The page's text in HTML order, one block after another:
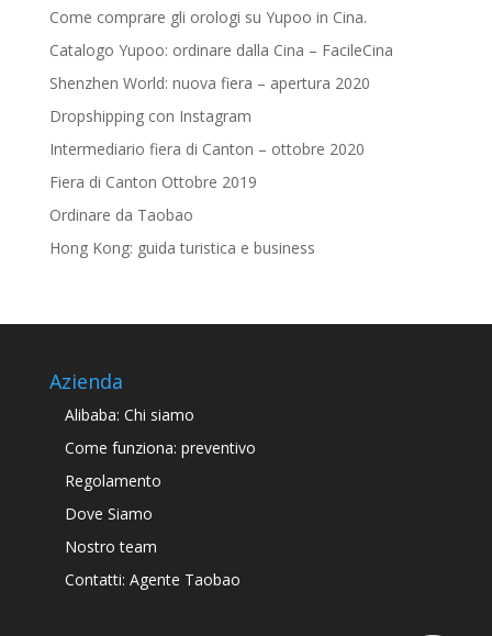
Come comprare gli orologi su Yupoo in Cina.
Catalogo Yupoo: ordinare dalla Cina – FacileCina
Shenzhen World: nuova fiera – apertura 2020
Dropshipping con Instagram
Intermediario fiera di Canton – ottobre 2020
Fiera di Canton Ottobre 2019
Ordinare da Taobao
Hong Kong: guida turistica e business
Azienda
Alibaba: Chi siamo
Come funziona: preventivo
Regolamento
Dove Siamo
Nostro team
Contatti: Agente Taobao